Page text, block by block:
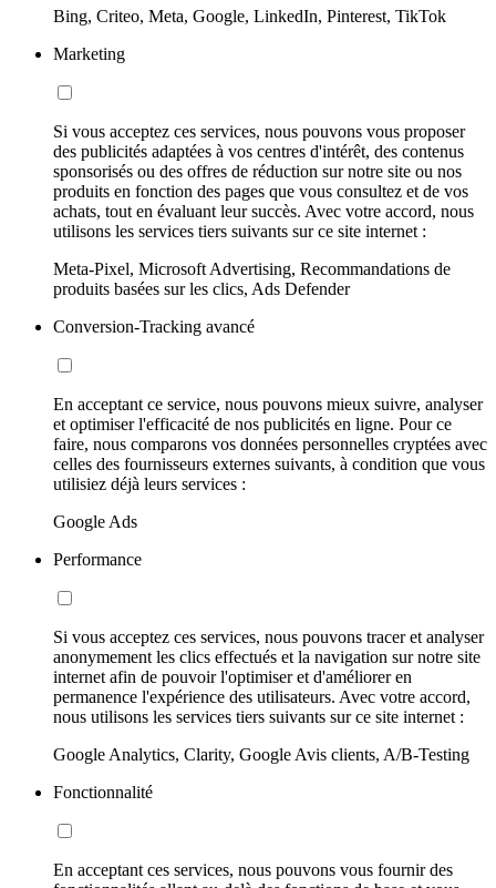
Bing, Criteo, Meta, Google, LinkedIn, Pinterest, TikTok
Marketing
Si vous acceptez ces services, nous pouvons vous proposer
des publicités adaptées à vos centres d'intérêt, des contenus
sponsorisés ou des offres de réduction sur notre site ou nos
produits en fonction des pages que vous consultez et de vos
achats, tout en évaluant leur succès. Avec votre accord, nous
utilisons les services tiers suivants sur ce site internet :
Meta-Pixel, Microsoft Advertising, Recommandations de
produits basées sur les clics, Ads Defender
Conversion-Tracking avancé
En acceptant ce service, nous pouvons mieux suivre, analyser
et optimiser l'efficacité de nos publicités en ligne. Pour ce
faire, nous comparons vos données personnelles cryptées avec
celles des fournisseurs externes suivants, à condition que vous
utilisiez déjà leurs services :
Google Ads
Performance
Si vous acceptez ces services, nous pouvons tracer et analyser
anonymement les clics effectués et la navigation sur notre site
internet afin de pouvoir l'optimiser et d'améliorer en
permanence l'expérience des utilisateurs. Avec votre accord,
nous utilisons les services tiers suivants sur ce site internet :
Google Analytics, Clarity, Google Avis clients, A/B-Testing
Fonctionnalité
En acceptant ces services, nous pouvons vous fournir des